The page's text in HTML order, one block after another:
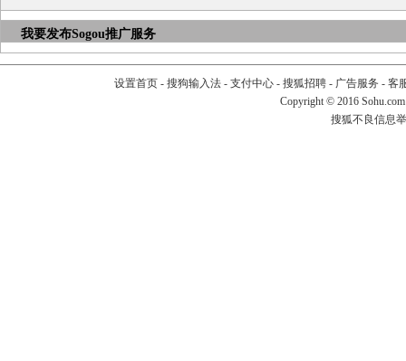
我要发布Sogou推广服务
设置首页- 搜狗输入法- 支付中心- 搜狐招聘- 广告服务 - 客
Copyright © 2016
搜狐不良信息